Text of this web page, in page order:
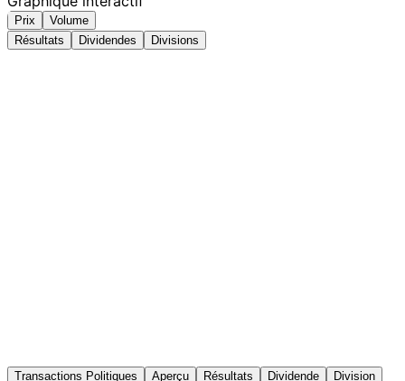
Prix
Volume
Résultats
Dividendes Divisions
Transactions Politiques Aperçu Résultats Dividende
Division